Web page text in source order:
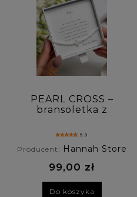
PEARL CROSS –
bransoletka z
perłowej
5.0
Producent: Hannah Store
99,00 zł
Do koszyka